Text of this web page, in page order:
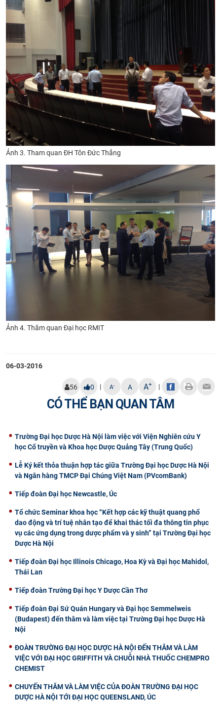
Ảnh 3. Tham quan ĐH Tôn Đức Thắng
Ảnh 4. Thăm quan Đại học RMIT
06-03-2016
56 0 | A- A A+ |
CÓ THỂ BẠN QUAN TÂM
Trường Đại học Dược Hà Nội làm việc với Viện Nghiên cứu Y
học Cổ truyền và Khoa học Dược Quảng Tây (Trung Quốc)
Lễ Ký kết thỏa thuận hợp tác giữa Trường Đại học Dược Hà Nội
và Ngân hàng TMCP Đại Chúng Việt Nam (PVcomBank)
Tiếp đoàn Đại học Newcastle, Úc
Tổ chức Seminar khoa học “Kết hợp các kỹ thuật quang phổ
dao động và trí tuệ nhân tạo để khai thác tối đa thông tin phục
vụ các ứng dụng trong dược phẩm và y sinh” tại Trường Đại học
Dược Hà Nội
Tiếp đoàn Đại học Illinois Chicago, Hoa Kỳ và Đại học Mahidol,
Thái Lan
Tiếp đoàn Trường Đại học Y Dược Cần Thơ
Tiếp đoàn Đại Sứ Quán Hungary và Đại học Semmelweis
(Budapest) đến thăm và làm việc tại Trường Đại học Dược Hà
Nội
ĐOÀN TRƯỜNG ĐẠI HỌC DƯỢC HÀ NỘI ĐẾN THĂM VÀ LÀM
VIỆC VỚI ĐẠI HỌC GRIFFITH VÀ CHUỖI NHÀ THUỐC CHEMPRO
CHEMIST
CHUYẾN THĂM VÀ LÀM VIỆC CỦA ĐOÀN TRƯỜNG ĐẠI HỌC
DƯỢC HÀ NỘI TỚI ĐẠI HỌC QUEENSLAND, ÚC